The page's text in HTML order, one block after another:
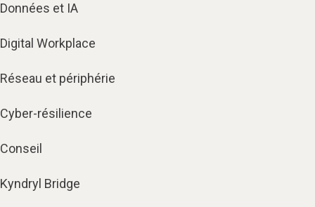
Données et IA
Digital Workplace
Réseau et périphérie
Cyber-résilience
Conseil
Kyndryl Bridge